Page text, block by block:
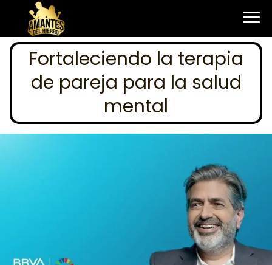
Fortaleciendo la terapia
de pareja para la salud
mental